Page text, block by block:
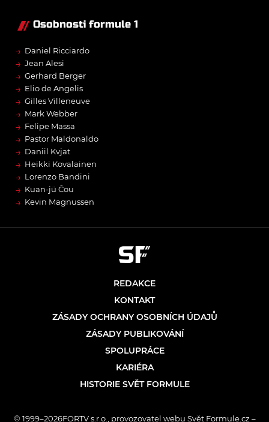
Osobnosti formule 1
→ Daniel Ricciardo
→ Jean Alesi
→ Gerhard Berger
→ Elio de Angelis
→ Gilles Villeneuve
→ Mark Webber
→ Felipe Massa
→ Pastor Maldonaldo
→ Daniil Kvjat
→ Heikki Kovalainen
→ Lorenzo Bandini
→ Kuan-jü Čou
→ Kevin Magnussen
REDAKCE
KONTAKT
ZÁSADY OCHRANY OSOBNÍCH ÚDAJŮ
ZÁSADY PUBLIKOVÁNÍ
SPOLUPRÁCE
KARIÉRA
HISTORIE SVĚT FORMULE
© 1999–2026FORTV s.r.o., provozovatel webu Svět Formule.cz –